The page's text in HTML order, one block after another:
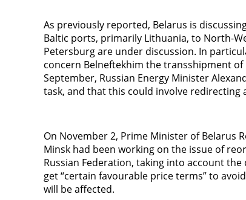
As previously reported, Belarus is
Baltic ports, primarily Lithuania, to North-
Petersburg are under discussion. In
concern Belneftekhim the transshipment
September, Russian Energy Minister
task, and that this could involve
On November 2, Prime Minister of Belarus
Minsk had been working on the issue of
Russian Federation, taking into account
get “certain favourable price terms” to
will be affected.